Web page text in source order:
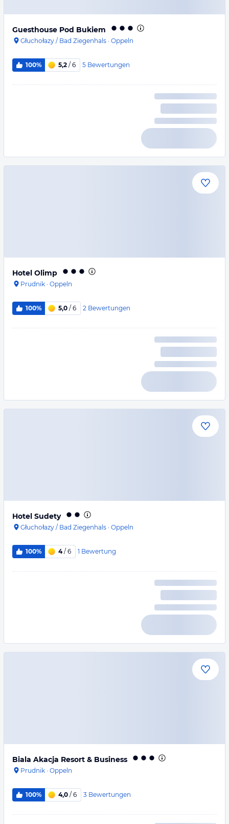
Guesthouse Pod Bukiem
Głuchołazy / Bad Ziegenhals · Oppeln
100% 5,2 / 6 5 Bewertungen
Hotel Olimp
Prudnik · Oppeln
100% 5,0 / 6 2 Bewertungen
Hotel Sudety
Głuchołazy / Bad Ziegenhals · Oppeln
100% 4/ 6 1 Bewertung
Biala Akacja Resort & Business
Prudnik · Oppeln
100% 4,0 / 6 3 Bewertungen